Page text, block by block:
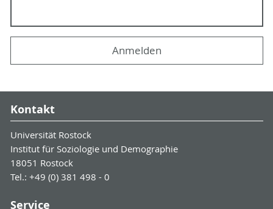
Kontakt
Universität Rostock
Institut für Soziologie und Demographie
18051 Rostock
Tel.: +49 (0) 381 498 - 0
Service